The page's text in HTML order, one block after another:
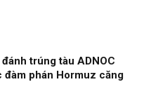
trúng tàu ADNOC
đàm phán Hormuz căng